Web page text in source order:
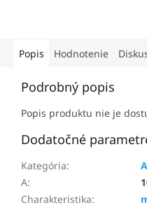
Popis Hodnotenie
Podrobný popis
Popis produktu nie je
Dodatočné
Kategória:
A:
Charakteristika: